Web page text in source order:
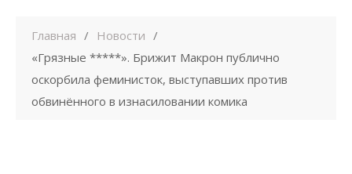
Главная
Новости
«Грязные *****». Брижит Макрон публично
оскорбила феминисток, выступавших против
обвинённого в изнасиловании комика